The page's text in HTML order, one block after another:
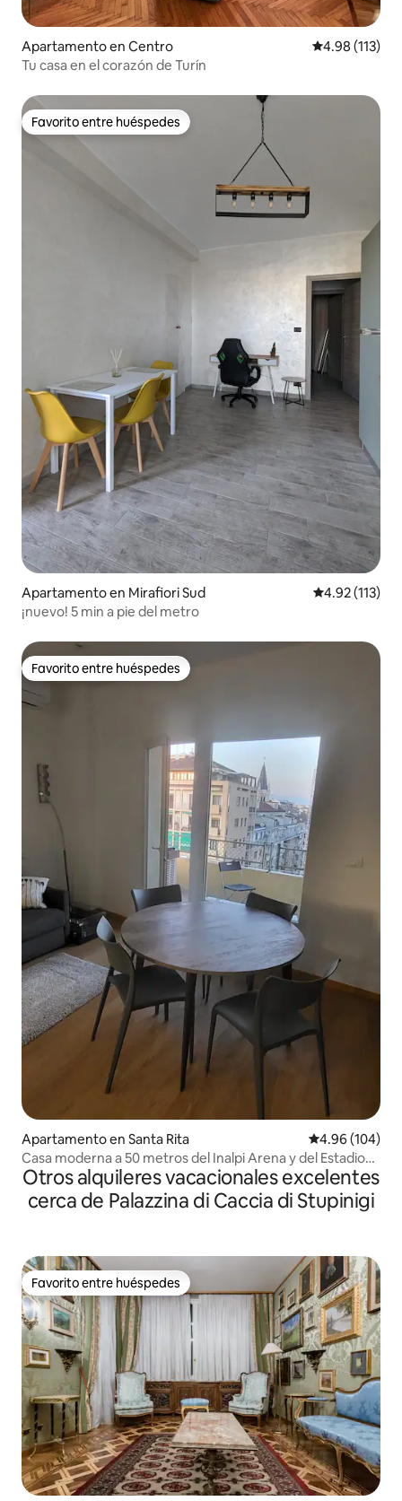
Apartamento en Centro Calificación
4.98 (113)
Tu casa en el corazón de Turín
Favorito entre huéspedes
Favorito entre huéspedes
Apartamento en Mirafiori Sud Calificación
4.92 (113)
¡nuevo! 5 min a pie del metro
Favorito entre huéspedes
Favorito entre huéspedes
Apartamento en Santa Rita Calificación
4.96 (104)
Casa moderna a 50 metros del Inalpi Arena y del Estadio
Olímpico
Otros alquileres vacacionales excelentes
cerca de Palazzina di Caccia di Stupinigi
Favorito entre huéspedes
Favorito entre huéspedes